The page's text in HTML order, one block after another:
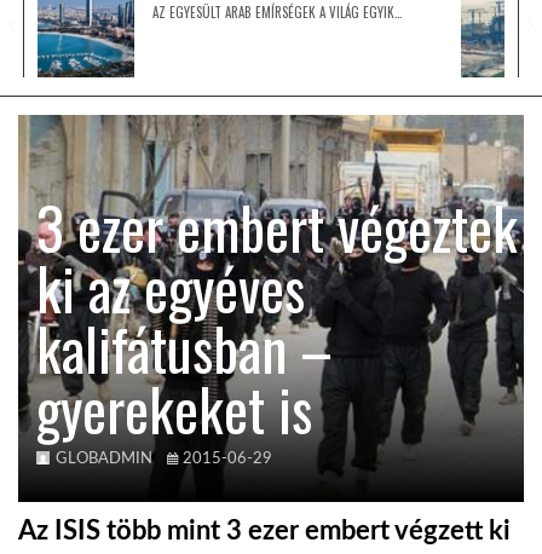
GLOBOTV BP
HÍR3D
TROPICALMAGAZIN
GLOBOTV
AFRIKA TUDÁSTÁR
A NAP SZÉPE
LINKTR.EE
AZ EGYESÜLT ARAB EMÍRSÉGEK A VILÁG EGYIK…
3 ezer embert végeztek
ki az egyéves
kalifátusban –
gyerekeket is
GLOBADMIN 2015-06-29
Az ISIS több mint 3 ezer embert végzett ki